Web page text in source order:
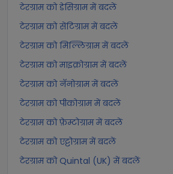
टेरग्राम को डेसिग्राम में बदलें
टेरग्राम को सेंटिग्राम में बदलें
टेरग्राम को मिल्लिग्राम में बदलें
टेरग्राम को माइक्रोग्राम में बदलें
टेरग्राम को नॅनोग्राम में बदलें
टेरग्राम को पीकोग्राम में बदलें
टेरग्राम को फ़ेम्टोग्राम में बदलें
टेरग्राम को एट्टोग्राम में बदलें
टेरग्राम को Quintal (UK) में बदलें